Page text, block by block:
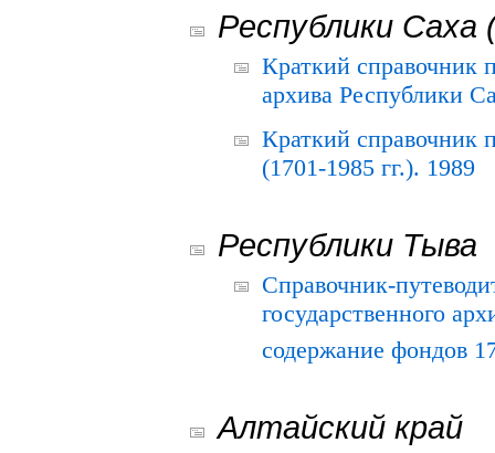
Республики Саха
Краткий справочник
архива Республики
Краткий
(1701-1985 гг.). 1989
Республики Тыва
Справочник-
государственного
содержание фондов
Алтайский край